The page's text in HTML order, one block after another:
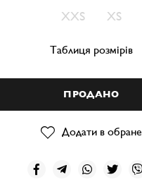
XXS XS
Таблиця розмірів
ПРОДАНО
Додати в обране